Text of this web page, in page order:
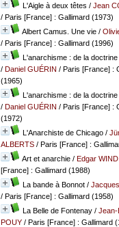
L'Aigle à deux têtes / Jean
/ Paris [France] : Gallimard (1973)
Albert Camus. Une vie/
/ Paris [France] : Gallimard (1996)
L'anarchisme : de la doctrine
/ Daniel GUÉRIN / Paris [France] :
(1965)
L'anarchisme : de la doctrine
/ Daniel GUÉRIN / Paris [France] :
(1972)
L'Anarchiste de Chicago/
ALBERTS/ Paris [France] :
Art et anarchie/ Edgar WIND
[France] : Gallimard (1988)
La bande à Bonnot/
/ Paris [France] : Gallimard (1958)
La Belle de Fontenay/ Jean-
POUY/ Paris [France] : Gallimard